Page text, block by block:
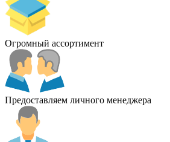
Огромный ассортимент
Предоставляем личного менеджера